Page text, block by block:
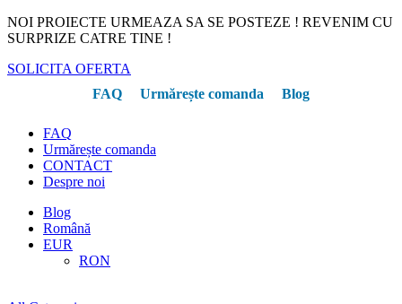
NOI PROIECTE URMEAZA SA SE POSTEZE ! REVENIM CU
SURPRIZE CATRE TINE !
SOLICITA OFERTA
FAQ
Urmărește comanda Blog
FAQ
Urmărește comanda
CONTACT
Despre noi
Blog
Română
EUR
RON